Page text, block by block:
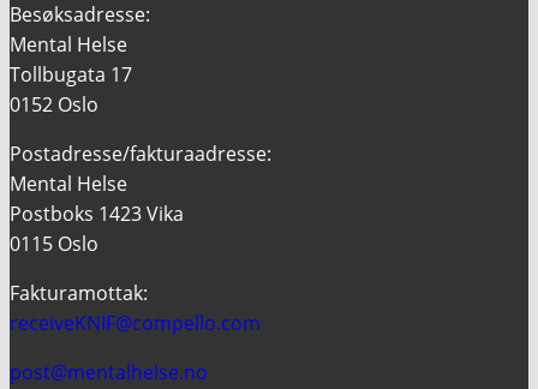
Besøksadresse:
Mental Helse
Tollbugata 17
0152 Oslo
Postadresse/fakturaadresse:
Mental Helse
Postboks 1423 Vika
0115 Oslo
Fakturamottak:
receiveKNIF@compello.com
post@mentalhelse.no